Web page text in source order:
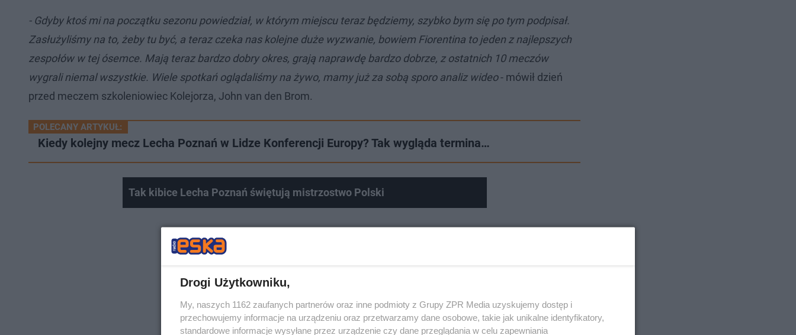
- Gdyby ktoś mi na początku sezonu powiedział, w którym miejscu teraz będziemy, szybko bym się po tym podpisał.
Zasłużyliśmy na to, żeby tu być, a teraz czeka nas kolejne duże wyzwanie, bowiem Fiorentina to jeden z najlepszych
zespołów w tej ósemce. Mają teraz bardzo dobry okres, grają naprawdę bardzo dobrze, z ostatnich 10 meczów
wygrali niemal wszystkie. Wiele spotkań oglądaliśmy na żywo, mamy już za sobą sporo analiz wideo- mówił dzień
przed meczem szkoleniowiec Kolejorza, John van den Brom.
POLECANY ARTYKUŁ:
Kiedy kolejny mecz Lecha Poznań w Lidze Konferencji Europy? Tak wygląda termina…
Tak kibice Lecha Poznań świętują mistrzostwo Polski
Drogi Użytkowniku,
My, naszych 1162 zaufanych partnerów oraz inne podmioty z Grupy ZPR Media uzyskujemy dostęp i
przechowujemy informacje na urządzeniu oraz przetwarzamy dane osobowe, takie jak unikalne identyfikatory,
standardowe informacje wysyłane przez urządzenie czy dane przeglądania w celu zapewniania